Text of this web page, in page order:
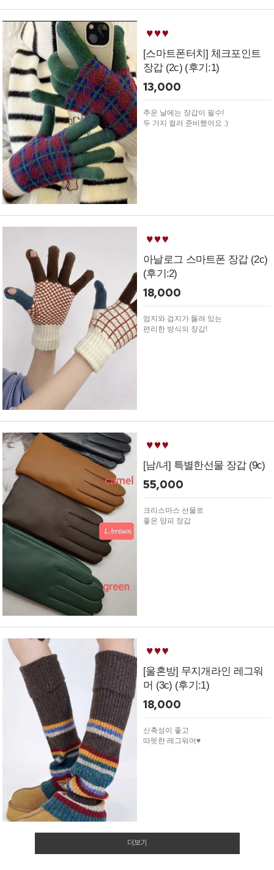
[스마트폰터치] 체크포인트
장갑 (2c) (후기:1)
13,000
추운 날에는 장갑이 필수!
두 가지 컬러 준비했어요 :)
아날로그 스마트폰 장갑 (2c)
(후기:2)
18,000
엄지와 검지가 뚫려 있는
편리한 방식의 장갑!
[남/녀] 특별한선물 장갑 (9c)
55,000
크리스마스 선물로
좋은 양피 장갑
[울혼방] 무지개라인 레그워
머 (3c) (후기:1)
18,000
신축성이 좋고
따뜻한 레그워머♥
더보기